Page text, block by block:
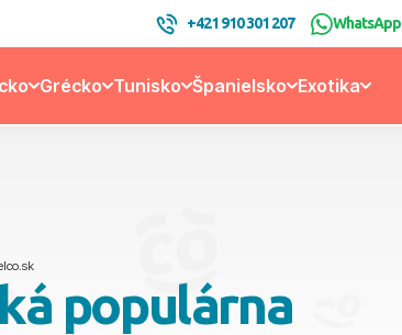
+421 910 301 207 WhatsApp
Grécko Tunisko Španielsko Exotika
populárna